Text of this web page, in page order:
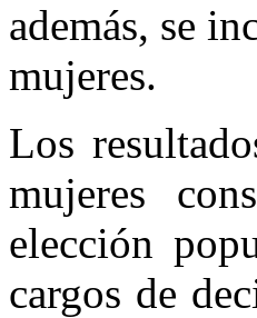
además, se
mujeres.
Los
mujeres
elección
cargos de